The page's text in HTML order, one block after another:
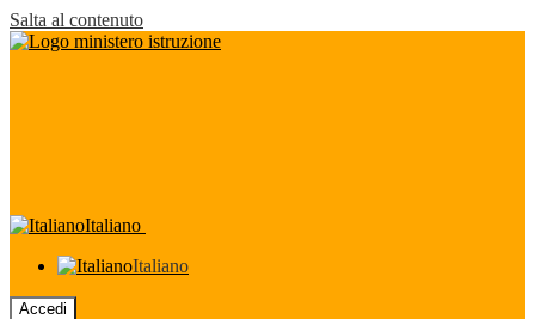
Salta al contenuto
Italiano
Italiano
Accedi